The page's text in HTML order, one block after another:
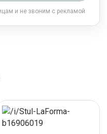
и не звоним с рекламой